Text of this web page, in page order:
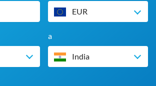
EUR
a
India